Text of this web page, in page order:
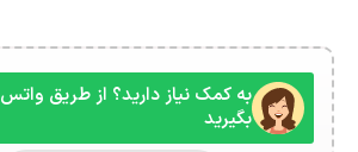
به کمک نیاز دارید؟ از طریق
بگیرید